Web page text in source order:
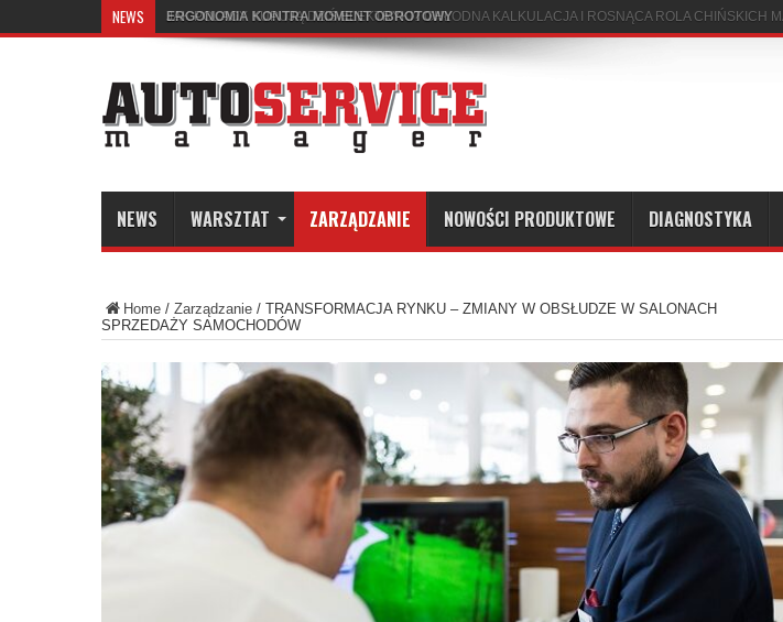
NEWS ERGONOMIA KONTRA MOMENT OBROTOWY
NEWS WARSZTAT ZARZĄDZANIE NOWOŚCI PRODUKTOWE DIAGNOSTYKA
Home / Zarządzanie / TRANSFORMACJA RYNKU – ZMIANY W OBSŁUDZE W SALONACH
SPRZEDAŻY SAMOCHODÓW